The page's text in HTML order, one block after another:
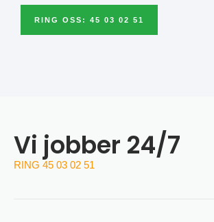
RING OSS: 45 03 02 51
Vi jobber 24/7
RING 45 03 02 51